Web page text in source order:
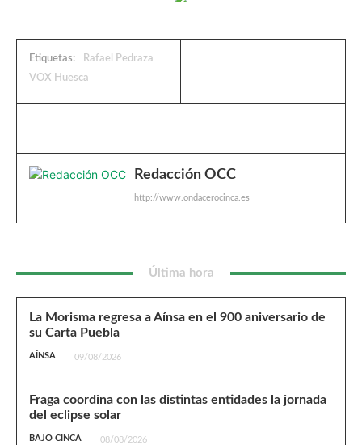
Etiquetas:
Rafael Pedraza
VOX Huesca
Redacción OCC
http://www.ondacerocinca.es
Última hora
La Morisma regresa a Aínsa en el 900 aniversario de
su Carta Puebla
AÍNSA 09/08/2026
Fraga coordina con las distintas entidades la jornada
del eclipse solar
BAJO CINCA 08/08/2026